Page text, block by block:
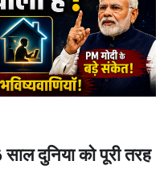
दुनिया को पूरी तरह